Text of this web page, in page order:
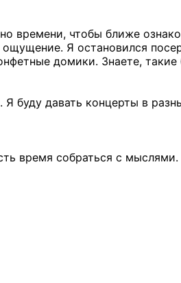
времени, чтобы ближе
Я остановился
домики. Знаете,
буду давать концерты в
время собраться с